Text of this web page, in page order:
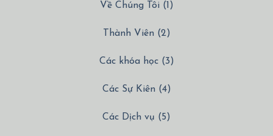
Về Chúng Tôi (1)
Thành Viên (2)
Các khóa học (3)
Các Sự Kiên (4)
Các Dịch vụ (5)